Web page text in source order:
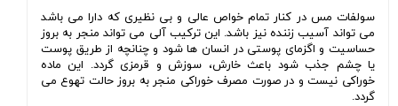
سولفات مس در کنار تمام خواص عالی و بی نظیری که دارا می باشد
می تواند آسیب زننده نیز باشد. این ترکیب آلی می تواند منجر به بروز
حساسیت و اگزمای پوستی در انسان ها شود و چنانچه از طریق پوست
یا چشم جذب شود باعث خارش، سوزش و قرمزی گردد. این ماده
خوراکی نیست و در صورت مصرف خوراکی منجر به بروز حالت تهوع می
گردد.